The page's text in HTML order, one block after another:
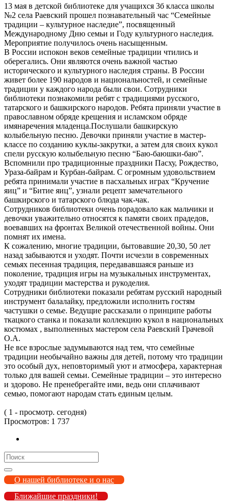
13 мая в детской библиотеке для учащихся 3б класса школы
№2 села Раевский прошел познавательный час “Семейные
традиции – культурное наследие”, посвященный
Международному Дню семьи и Году культурного наследия.
Мероприятие получилось очень насыщенным.
В России испокон веков семейные традиции чтились и
оберегались. Они являются очень важной частью
исторического и культурного наследия страны. В России
живет более 190 народов и национальностей, и семейные
традиции у каждого народа были свои. Сотрудники
библиотеки познакомили ребят с традициями русского,
татарского и башкирского народов. Ребята приняли участие в
православном обряде крещения и исламском обряде
имянаречения младенца.Послушали башкирскую
колыбельную песню. Девочки приняли участие в мастер-
классе по созданию куклы-закрутки, а затем для своих кукол
спели русскую колыбельную песню “Баю-баюшки-баю”.
Вспомнили про традиционные праздники Пасху, Рождество,
Ураза-байрам и Курбан-байрам. С огромным удовольствием
ребята принимали участие в пасхальных играх “Кручение
яиц” и “Битие яиц”, узнали рецепт замечательного
башкирского и татарского блюда чак-чак.
Сотрудников библиотеки очень порадовало как мальчики и
девочки уважительно относятся к памяти своих прадедов,
воевавших на фронтах Великой отечественной войны. Они
помнят их имена.
К сожалению, многие традиции, бытовавшие 20,30, 50 лет
назад забываются и уходят. Почти исчезли в современных
семьях песенная традиция, передававшаяся раньше из
поколение, традиция игры на музыкальных инструментах,
уходят традиции мастерства и рукоделия.
Сотрудники библиотеки показали ребятам русский народный
инструмент балалайку, предложили исполнить гостям
частушки о семье. Ведущие рассказали о принципе работы
ткацкого станка и показали коллекцию кукол в национальных
костюмах , выполненных мастером села Раевский Грачевой
О.А.
Не все взрослые задумываются над тем, что семейные
традиции необычайно важны для детей, потому что традиции
это особый дух, неповторимый уют и атмосфера, характерная
только для вашей семьи. Семейные традиции – это интересно
и здорово. Не пренебрегайте ими, ведь они сплачивают
семью, помогают народам стать единым целым.
( 1 - просмотр. сегодня)
Просмотров: 1 737
Search
for:
О нашей библиотеке и о нас
Ближайшие праздники!